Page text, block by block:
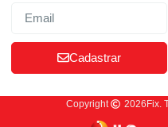
Cadastrar
Copyright 2026Fix.